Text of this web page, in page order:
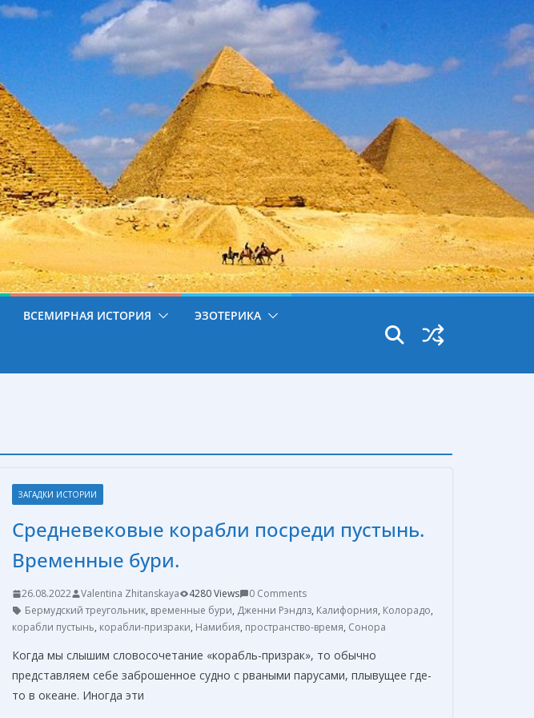
ВСЕМИРНАЯ ИСТОРИЯ ЭЗОТЕРИКА
ЗАГАДКИ ИСТОРИИ
Средневековые корабли посреди пустынь.
Временные бури.
26.08.2022 Valentina Zhitanskaya 4280 Views
0 Comments
Бермудский треугольник, временные бури, Дженни Рэндлз, Калифорния, Колорадо,
корабли пустынь, корабли-призраки, Намибия, пространство-время, Сонора
Когда мы слышим словосочетание «корабль-призрак», то обычно
представляем себе заброшенное судно с рваными парусами, плывущее где-
то в океане. Иногда эти